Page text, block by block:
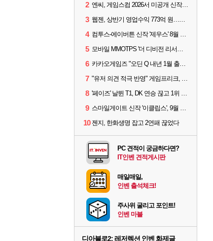
2 엔씨, 게임스컴 2026서 미공개 신작 최초 공개
3 웹젠, 상반기 영업수익 773억 원…순이익 89% 증가
4 컴투스-에이버튼 신작 '제우스' 8월 26일 출시…"모두를 위한 경쟁"
5 모바일 MMOTPS '더 디비전 리서전스', 6일 스팀에도 출시
6 카카오게임즈 "오딘 Q 내년 1월 출시, 연기는 없다"
7 "유저 의견 적극 반영" 게임프리크, 비스트 오브 리인카네이션 개선 나선다
8 '페이즈' 날뛴 T1, DK 연승 끊고 1위 지켜
9 스마일게이트 신작 '이클립스', 9월 10일 정식 출시
10 젠지, 한화생명 잡고 2연패 끊었다
PC 견적이 궁금하다면?
IT인벤 견적게시판
매일매일,
인벤 출석체크!
주사위 굴리고 포인트!
인벤 마블
디아블로2: 레저렉션 인벤 화제글